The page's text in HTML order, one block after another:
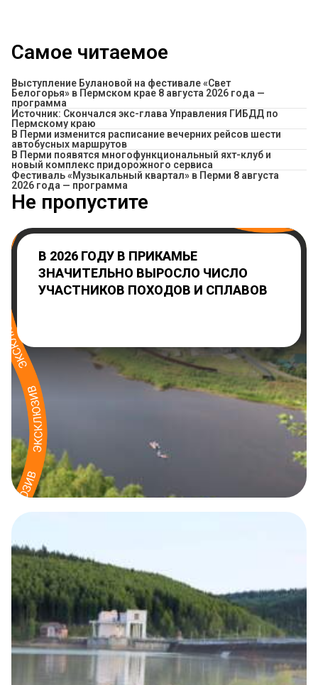
Самое читаемое
Выступление Булановой на фестивале «Свет
Белогорья» в Пермском крае 8 августа 2026 года —
программа
Источник: Скончался экс-глава Управления ГИБДД по
Пермскому краю
​В Перми изменится расписание вечерних рейсов шести
автобусных маршрутов
В Перми появятся многофункциональный яхт-клуб и
новый комплекс придорожного сервиса
Фестиваль «Музыкальный квартал» в Перми 8 августа
2026 года — программа
Не пропустите
В 2026 ГОДУ В ПРИКАМЬЕ
ЗНАЧИТЕЛЬНО ВЫРОСЛО ЧИСЛО
УЧАСТНИКОВ ПОХОДОВ И СПЛАВОВ